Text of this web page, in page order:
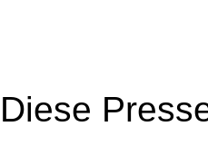
Diese